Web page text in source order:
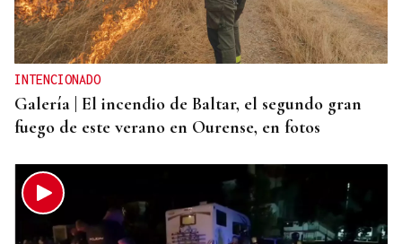
INTENCIONADO
Galería | El incendio de Baltar, el segundo gran
fuego de este verano en Ourense, en fotos